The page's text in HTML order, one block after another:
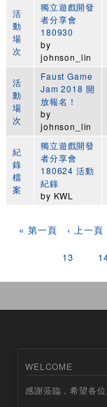
活
動
場
次
獨立遊戲開發
者分享會
180930
by
johnson_lin
活
動
場
次
Faust Game
Jam 2018 開
放報名！
by
johnson_lin
紀
錄
檔
案
獨立遊戲開發
者分享會
180624 活動
紀錄
by KWL
頁面« 第一頁 ‹ 上一頁
13
WELCOME
感謝蒞臨，希望各